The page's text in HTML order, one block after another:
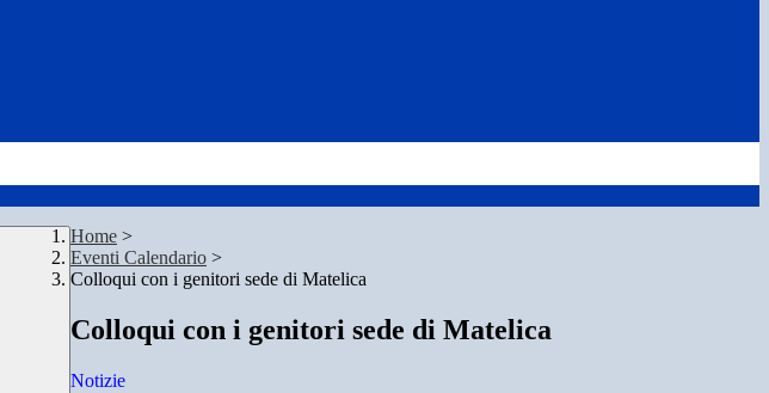
Home >
Eventi Calendario >
Colloqui con i genitori sede di Matelica
Colloqui con i genitori sede di Matelica
Notizie